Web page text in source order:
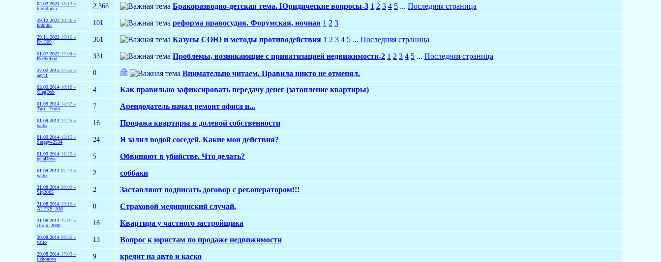
04.02.2024 18:13 »
blondinka
2,366 Бракоразводно-детская тема. Юридические вопросы-3 1 2 3 4 5 ... Последняя страница
29.12.2022 10:26 »
hhhhhh
101 реформа правосудия. Форумская, ночная 1 2 3
29.11.2022 13:16 »
Rt1509
361 Казусы СОЮ и методы противодействия 1 2 3 4 5 ... Последняя страница
01.07.2022 17:04 »
Redbulxxl
331 Проблемы, возникающие с приватизацией недвижимости-2 1 2 3 4 5 ... Последняя страница
27.02.2015 14:55 »
agr11
0 Внимательно читаем. Правила никто не отменял.
02.09.2014 10:18 »
OlegDob
4 Как правильно зафиксировать передачу денег (затопление квартиры)
01.09.2014 14:57 »
Tutti_Frutti
7 Арендодатель начал ремонт офиса и...
01.09.2014 14:25 »
valto
16 Продажа квартиры в долевой собственности
01.09.2014 12:15 »
Sergey42534
24 Я залил водой соседей. Какие мои действия?
01.09.2014 11:25 »
galaDress
5 Обвиняют в убийстве. Что делать?
01.09.2014 07:42 »
valto
2 соббаки
31.08.2014 20:09 »
Sip2005
2 Заставляют подписать договор с рег.оператором!!!
31.08.2014 19:10 »
ALEKS_AM
0 Страховой медицинский случай.
31.08.2014 17:01 »
ctroitel2000
16 Квартира у частного застройщика
30.08.2014 08:56 »
valto
13 Вопрос к юристам по продаже недвижимости
29.08.2014 17:03 »
tichonovs
9 кредит на авто и каско